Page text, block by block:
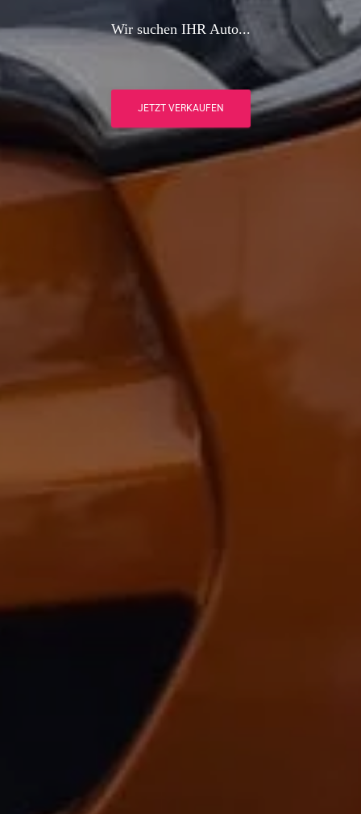
Wir suchen IHR Auto...
JETZT VERKAUFEN